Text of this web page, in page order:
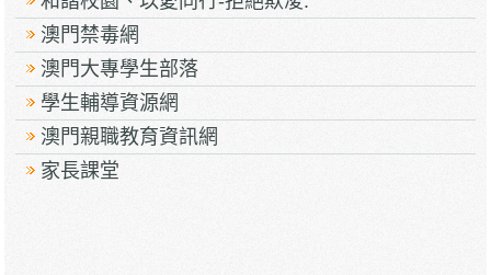
澳門禁毒網
澳門大專學生部落
學生輔導資源網
澳門親職教育資訊網
家長課堂